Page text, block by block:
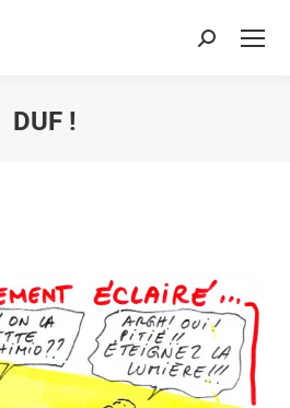
Recherche
DUF !